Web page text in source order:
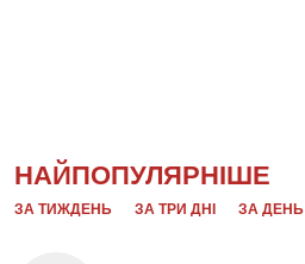
НАЙПОПУЛЯРНІШЕ
ЗА ТИЖДЕНЬ ЗА ТРИ ДНІ ЗА ДЕНЬ